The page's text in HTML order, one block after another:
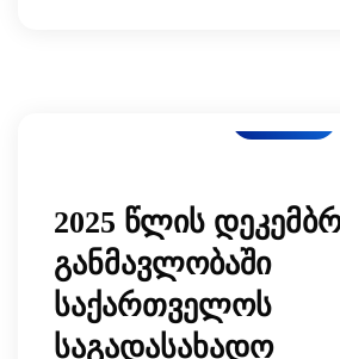
2025 წლის დეკემბრის თვის
განმავლობაში
საქართველოს
საგადასახადო